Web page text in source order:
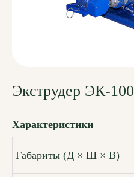
Экструдер ЭК-100
Характеристики
Габариты (Д × Ш × В)